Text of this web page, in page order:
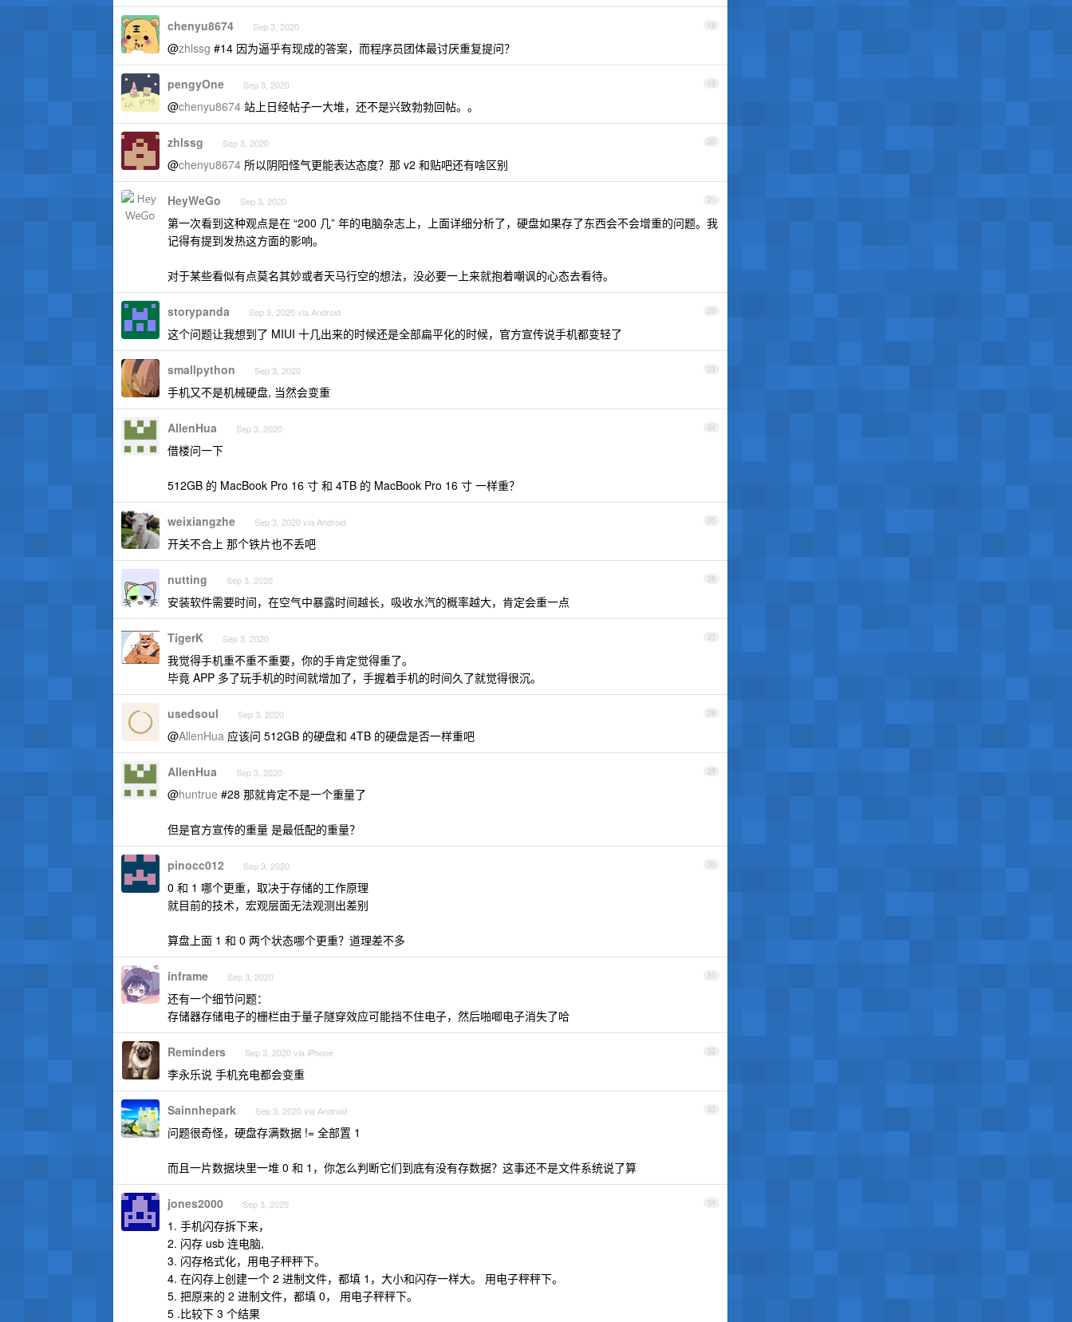
18
chenyu8674 Sep 3, 2020
@zhlssg #14 因为逼乎有现成的答案，而程序员团体最讨厌重复提问？
19
pengyOne Sep 3, 2020
@chenyu8674 站上日经帖子一大堆，还不是兴致勃勃回帖。。
20
zhlssg Sep 3, 2020
@chenyu8674 所以阴阳怪气更能表达态度？那 v2 和贴吧还有啥区别
21
HeyWeGo Sep 3, 2020
第一次看到这种观点是在 “200 几” 年的电脑杂志上，上面详细分析了，硬盘如果存了东西会不会增重的问题。我
记得有提到发热这方面的影响。
对于某些看似有点莫名其妙或者天马行空的想法，没必要一上来就抱着嘲讽的心态去看待。
22
storypanda Sep 3, 2020 via Android
这个问题让我想到了 MIUI 十几出来的时候还是全部扁平化的时候，官方宣传说手机都变轻了
23
smallpython Sep 3, 2020
手机又不是机械硬盘, 当然会变重
24
AllenHua Sep 3, 2020
借楼问一下
512GB 的 MacBook Pro 16 寸 和 4TB 的 MacBook Pro 16 寸 一样重？
25
weixiangzhe Sep 3, 2020 via Android
开关不合上 那个铁片也不丢吧
26
nutting Sep 3, 2020
安装软件需要时间，在空气中暴露时间越长，吸收水汽的概率越大，肯定会重一点
27
TigerK Sep 3, 2020
我觉得手机重不重不重要，你的手肯定觉得重了。
毕竟 APP 多了玩手机的时间就增加了，手握着手机的时间久了就觉得很沉。
28
usedsoul Sep 3, 2020
@AllenHua 应该问 512GB 的硬盘和 4TB 的硬盘是否一样重吧
29
AllenHua Sep 3, 2020
@huntrue #28 那就肯定不是一个重量了
但是官方宣传的重量 是最低配的重量？
30
pinocc012 Sep 3, 2020
0 和 1 哪个更重，取决于存储的工作原理
就目前的技术，宏观层面无法观测出差别
算盘上面 1 和 0 两个状态哪个更重？道理差不多
31
inframe Sep 3, 2020
还有一个细节问题：
存储器存储电子的栅栏由于量子隧穿效应可能挡不住电子，然后啪唧电子消失了哈
32
Reminders Sep 3, 2020 via iPhone
李永乐说 手机充电都会变重
33
Sainnhepark Sep 3, 2020 via Android
问题很奇怪，硬盘存满数据 != 全部置 1
而且一片数据块里一堆 0 和 1，你怎么判断它们到底有没有存数据？这事还不是文件系统说了算
34
jones2000 Sep 3, 2020
1. 手机闪存拆下来，
2. 闪存 usb 连电脑,
3. 闪存格式化，用电子秤秤下。
4. 在闪存上创建一个 2 进制文件，都填 1，大小和闪存一样大。 用电子秤秤下。
5. 把原来的 2 进制文件，都填 0， 用电子秤秤下。
5 .比较下 3 个结果